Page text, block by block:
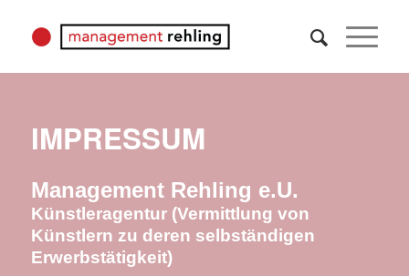
IMPRESSUM
Management Rehling e.U.
Künstleragentur (Vermittlung von
Künstlern zu deren selbständigen
Erwerbstätigkeit)